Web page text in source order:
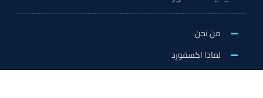
من نحن
لماذا اكسفورد